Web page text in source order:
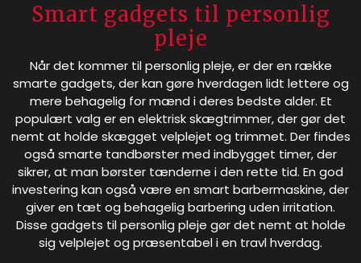
Smart gadgets til personlig
pleje
Når det kommer til personlig pleje, er der en række
smarte gadgets, der kan gøre hverdagen lidt lettere og
mere behagelig for mænd i deres bedste alder. Et
populært valg er en elektrisk skægtrimmer, der gør det
nemt at holde skægget velplejet og trimmet. Der findes
også smarte tandbørster med indbygget timer, der
sikrer, at man børster tænderne i den rette tid. En god
investering kan også være en smart barbermaskine, der
giver en tæt og behagelig barbering uden irritation.
Disse gadgets til personlig pleje gør det nemt at holde
sig velplejet og præsentabel i en travl hverdag.